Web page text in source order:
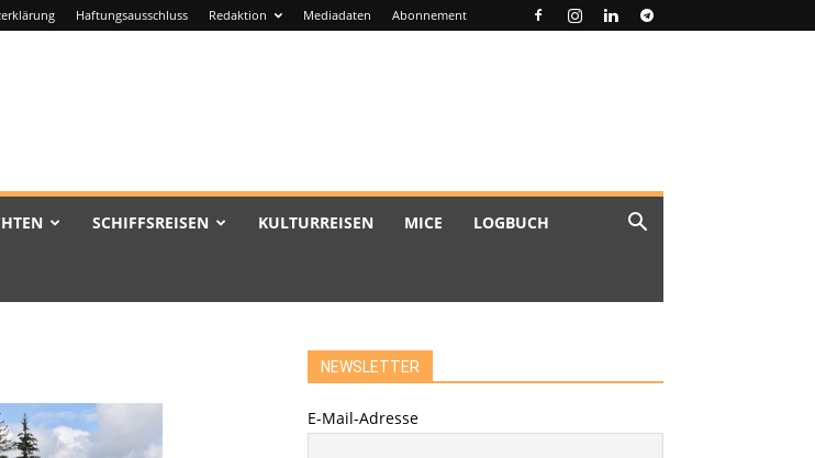
Haftungsausschluss Redaktion Mediadaten Abonnement
SCHIFFSREISEN KULTURREISEN MICE LOGBUCH
NEWSLETTER
E-Mail-Adresse